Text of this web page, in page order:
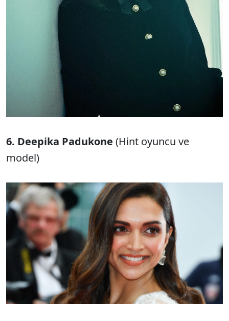
6. Deepika Padukone (Hint oyuncu ve
model)